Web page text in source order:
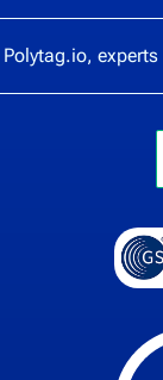
Polytag.io,